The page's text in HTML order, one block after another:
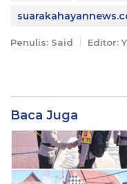
Penulis: Said Editor:
Baca Juga